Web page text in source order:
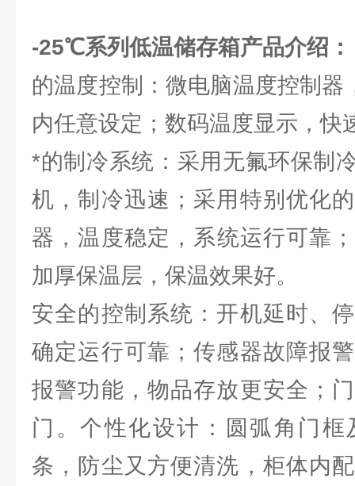
-25℃系列低温储存箱产品介绍：
的温度控制：微电脑温度控制
内任意设定；数码温度显示，快
*的制冷系统：采用无氟环保制
机，制冷迅速；采用特别优化
器，温度稳定，系统运行可靠
加厚保温层，保温效果好。
安全的控制系统：开机延时、
确定运行可靠；传感器故障报
报警功能，物品存放更安全；
门。个性化设计：圆弧角门
条，防尘又方便清洗，柜体内